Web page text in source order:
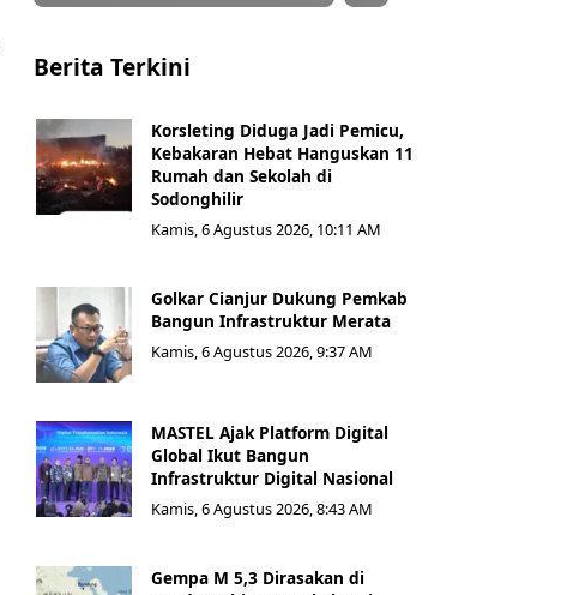
Berita Terkini
Korsleting Diduga Jadi Pemicu,
Kebakaran Hebat Hanguskan 11
Rumah dan Sekolah di
Sodonghilir
Kamis, 6 Agustus 2026, 10:11 AM
Golkar Cianjur Dukung Pemkab
Bangun Infrastruktur Merata
Kamis, 6 Agustus 2026, 9:37 AM
MASTEL Ajak Platform Digital
Global Ikut Bangun
Infrastruktur Digital Nasional
Kamis, 6 Agustus 2026, 8:43 AM
Gempa M 5,3 Dirasakan di